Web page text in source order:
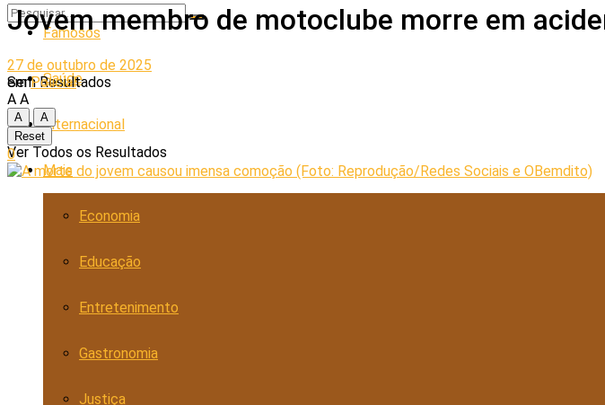
Famosos
Saúde
Internacional
Mais
Economia
Educação
Entretenimento
Gastronomia
Justiça
Sem Resultados
Ver Todos os Resultados
Jovem membro de motoclube morre em
27 de outubro de 2025
em Policial
A A
A
A
Reset
0